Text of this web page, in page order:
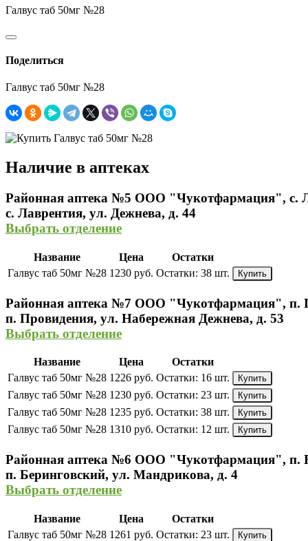
Галвус таб 50мг №28
Поделиться
Галвус таб 50мг №28
Наличие в аптеках
Районная аптека №5 ООО "Чукотфармация", с.
с. Лаврентия, ул. Дежнева, д. 44
Выбрать отделение
Название Цена
Остатки
Галвус таб 50мг №28 1230 руб. Остатки: 38 шт. Купить
Районная аптека №7 ООО "Чукотфармация", п.
п. Провидения, ул. Набережная Дежнева, д. 53
Выбрать отделение
Название Цена
Остатки
Галвус таб 50мг №28 1226 руб. Остатки: 16 шт. Купить
Галвус таб 50мг №28 1230 руб. Остатки: 23 шт. Купить
Галвус таб 50мг №28 1235 руб. Остатки: 38 шт. Купить
Галвус таб 50мг №28 1310 руб. Остатки: 12 шт. Купить
Районная аптека №6 ООО "Чукотфармация", п.
п. Беринговский, ул. Мандрикова, д. 4
Выбрать отделение
Название Цена
Остатки
Галвус таб 50мг №28 1261 руб. Остатки: 23 шт. Купить